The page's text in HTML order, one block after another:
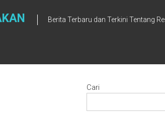
Berita Terbaru dan Terkini Tentang
Cari